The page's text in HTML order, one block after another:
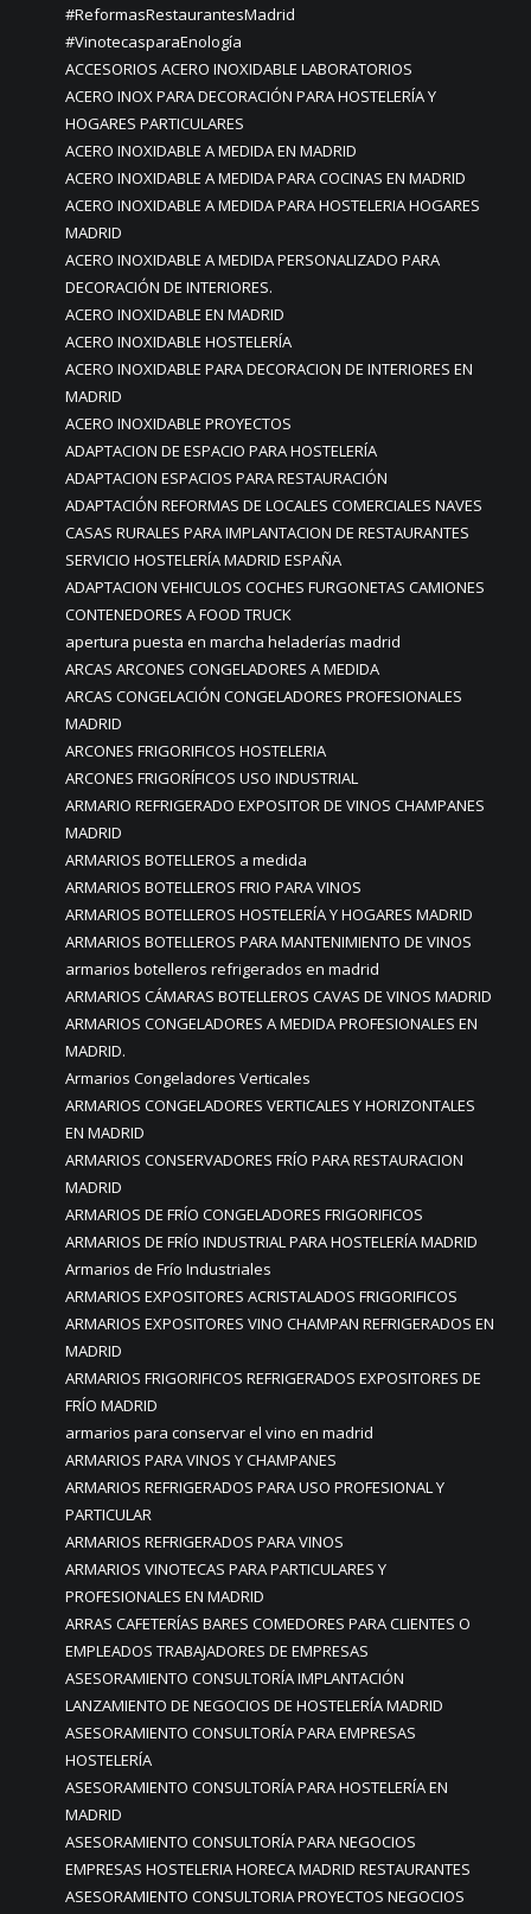
#ReformasRestaurantesMadrid
#VinotecasparaEnología
ACCESORIOS ACERO INOXIDABLE LABORATORIOS
ACERO INOX PARA DECORACIÓN PARA HOSTELERÍA Y
HOGARES PARTICULARES
ACERO INOXIDABLE A MEDIDA EN MADRID
ACERO INOXIDABLE A MEDIDA PARA COCINAS EN MADRID
ACERO INOXIDABLE A MEDIDA PARA HOSTELERIA HOGARES
MADRID
ACERO INOXIDABLE A MEDIDA PERSONALIZADO PARA
DECORACIÓN DE INTERIORES.
ACERO INOXIDABLE EN MADRID
ACERO INOXIDABLE HOSTELERÍA
ACERO INOXIDABLE PARA DECORACION DE INTERIORES EN
MADRID
ACERO INOXIDABLE PROYECTOS
ADAPTACION DE ESPACIO PARA HOSTELERÍA
ADAPTACION ESPACIOS PARA RESTAURACIÓN
ADAPTACIÓN REFORMAS DE LOCALES COMERCIALES NAVES
CASAS RURALES PARA IMPLANTACION DE RESTAURANTES
SERVICIO HOSTELERÍA MADRID ESPAÑA
ADAPTACION VEHICULOS COCHES FURGONETAS CAMIONES
CONTENEDORES A FOOD TRUCK
apertura puesta en marcha heladerías madrid
ARCAS ARCONES CONGELADORES A MEDIDA
ARCAS CONGELACIÓN CONGELADORES PROFESIONALES
MADRID
ARCONES FRIGORIFICOS HOSTELERIA
ARCONES FRIGORÍFICOS USO INDUSTRIAL
ARMARIO REFRIGERADO EXPOSITOR DE VINOS CHAMPANES
MADRID
ARMARIOS BOTELLEROS a medida
ARMARIOS BOTELLEROS FRIO PARA VINOS
ARMARIOS BOTELLEROS HOSTELERÍA Y HOGARES MADRID
ARMARIOS BOTELLEROS PARA MANTENIMIENTO DE VINOS
armarios botelleros refrigerados en madrid
ARMARIOS CÁMARAS BOTELLEROS CAVAS DE VINOS MADRID
ARMARIOS CONGELADORES A MEDIDA PROFESIONALES EN
MADRID.
Armarios Congeladores Verticales
ARMARIOS CONGELADORES VERTICALES Y HORIZONTALES
EN MADRID
ARMARIOS CONSERVADORES FRÍO PARA RESTAURACION
MADRID
ARMARIOS DE FRÍO CONGELADORES FRIGORIFICOS
ARMARIOS DE FRÍO INDUSTRIAL PARA HOSTELERÍA MADRID
Armarios de Frío Industriales
ARMARIOS EXPOSITORES ACRISTALADOS FRIGORIFICOS
ARMARIOS EXPOSITORES VINO CHAMPAN REFRIGERADOS EN
MADRID
ARMARIOS FRIGORIFICOS REFRIGERADOS EXPOSITORES DE
FRÍO MADRID
armarios para conservar el vino en madrid
ARMARIOS PARA VINOS Y CHAMPANES
ARMARIOS REFRIGERADOS PARA USO PROFESIONAL Y
PARTICULAR
ARMARIOS REFRIGERADOS PARA VINOS
ARMARIOS VINOTECAS PARA PARTICULARES Y
PROFESIONALES EN MADRID
ARRAS CAFETERÍAS BARES COMEDORES PARA CLIENTES O
EMPLEADOS TRABAJADORES DE EMPRESAS
ASESORAMIENTO CONSULTORÍA IMPLANTACIÓN
LANZAMIENTO DE NEGOCIOS DE HOSTELERÍA MADRID
ASESORAMIENTO CONSULTORÍA PARA EMPRESAS
HOSTELERÍA
ASESORAMIENTO CONSULTORÍA PARA HOSTELERÍA EN
MADRID
ASESORAMIENTO CONSULTORÍA PARA NEGOCIOS
EMPRESAS HOSTELERIA HORECA MADRID RESTAURANTES
ASESORAMIENTO CONSULTORIA PROYECTOS NEGOCIOS